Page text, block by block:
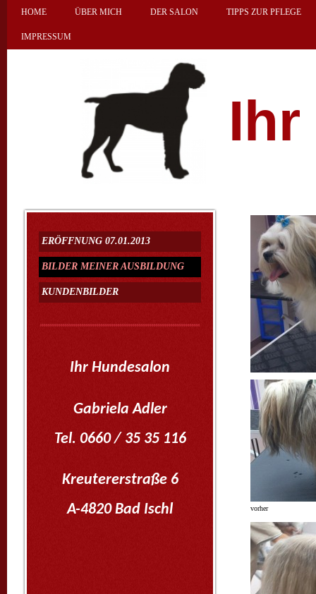
HOME ÜBER MICH DER SALON TIPPS ZUR PFLEGE
IMPRESSUM
Ihr
ERÖFFNUNG 07.01.2013
BILDER MEINER AUSBILDUNG
KUNDENBILDER
Ihr Hundesalon
Gabriela Adler
Tel. 0660 / 35 35 116
Kreutererstraße 6
A-4820 Bad Ischl
vorher